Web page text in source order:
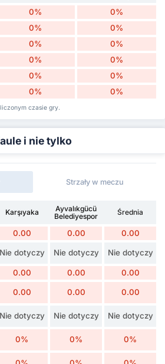
0% 0%
0% 0%
0% 0%
0% 0%
0% 0%
0% 0%
czasie gry.
i nie tylko
Strzały w meczu
Karşıyaka
Ayvalıkgücü
Belediyespor
Średnia
0.00 0.00 0.00
Nie dotyczy Nie dotyczy Nie dotyczy
0.00 0.00 0.00
0.00 0.00 0.00
Nie dotyczy Nie dotyczy Nie dotyczy
0% 0% 0%